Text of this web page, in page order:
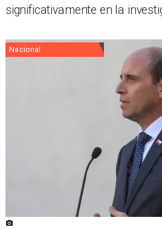
significativamente en la
Nacional